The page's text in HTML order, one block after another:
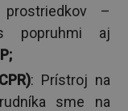
–
popruhmi aj
: Prístroj na
sme na